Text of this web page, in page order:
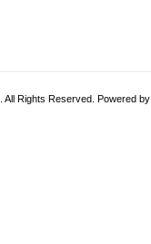
. All Rights Reserved. Powered by